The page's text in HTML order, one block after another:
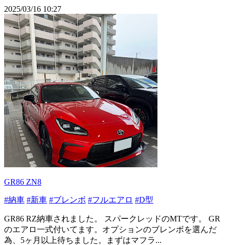
2025/03/16 10:27
GR86 ZN8
#納車 #新車 #ブレンボ #フルエアロ #D型
GR86 RZ納車されました。 スパークレッドのMTです。 GR
のエアロ一式付いてます。オプションのブレンボを選んだ
為、5ヶ月以上待ちました。まずはマフラ...